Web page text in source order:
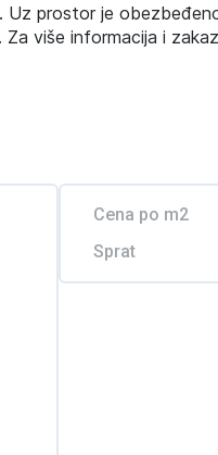
prostor je
više informacija i
Cena po m2
Sprat